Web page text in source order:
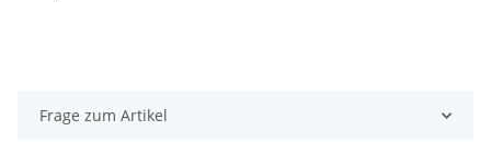
Frage zum Artikel